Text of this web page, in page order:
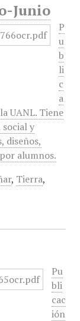
Junio
P
u
b
li
c
a
UANL. Tiene
y
diseños,
alumnos.
, Tierra,
Pu
bli
cac
ión